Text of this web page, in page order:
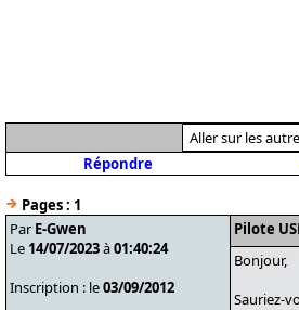
Répondre
Pages : 1
Par E-Gwen
Le 14/07/2023à01:40:24
Inscription : le03/09/2012
Pilote
Bonjour,
Sauriez-